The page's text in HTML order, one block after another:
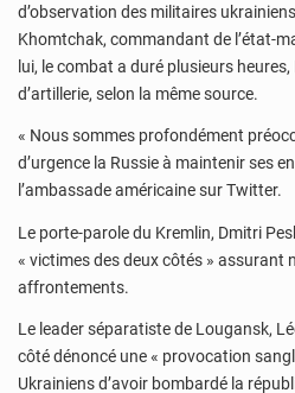
d’observation des militaires
Khomtchak, commandant de l’état-
lui, le combat a duré plusieurs
d’artillerie, selon la même source.
« Nous sommes profondément
d’urgence la Russie à maintenir ses
l’ambassade américaine sur Twitter.
Le porte-parole du Kremlin, Dmitri
« victimes des deux côtés » assurant
affrontements.
Le leader séparatiste de Lougansk,
côté dénoncé une « provocation
Ukrainiens d’avoir bombardé la